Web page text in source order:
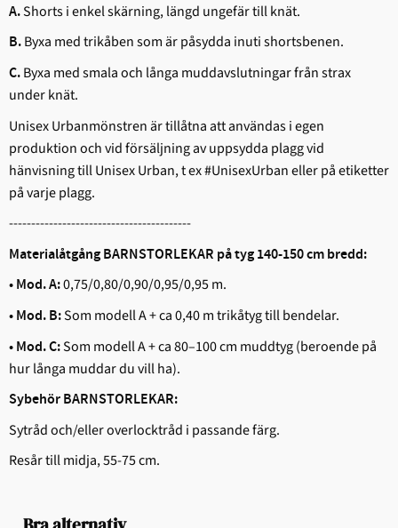
A.Shorts i enkel skärning, längd ungefär till knät.
B.Byxa med trikåben som är påsydda inuti shortsbenen.
C.Byxa med smala och långa muddavslutningar från strax
under knät.
Unisex Urbanmönstren är tillåtna att användas i egen
produktion och vid försäljning av uppsydda plagg vid
hänvisning till Unisex Urban, t ex #UnisexUrban eller på etiketter
på varje plagg.
-----------------------------------------
Materialåtgång BARNSTORLEKAR på tyg 140-150 cm bredd:
• Mod. A:0,75/0,80/0,90/0,95/0,95 m.
• Mod. B:Som modell A + ca 0,40 m trikåtyg till bendelar.
• Mod. C:Som modell A + ca 80–100 cm muddtyg (beroende på
hur långa muddar du vill ha).
Sybehör BARNSTORLEKAR:
Sytråd och/eller overlocktråd i passande färg.
Resår till midja, 55-75 cm.